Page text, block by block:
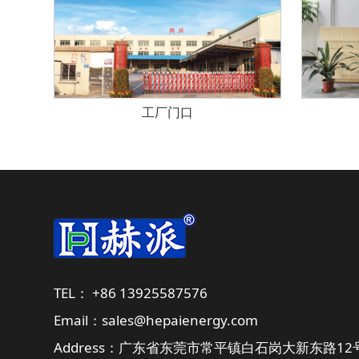
工厂门口
TEL： +86 13925587576
Email：sales@hepaienergy.com
Address：广东省东莞市常平镇白石岗大新东路12